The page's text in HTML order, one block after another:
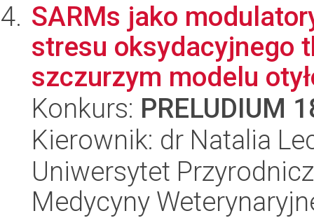
SARMs jako
stresu oksydacyjnego
szczurzym modelu
Konkurs: PRELUDIUM
Kierownik: dr Natalia
Uniwersytet
Medycyny